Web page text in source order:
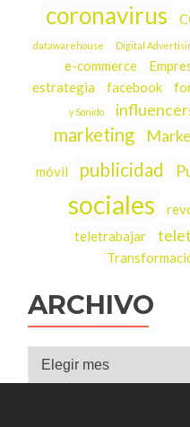
coronavirus
datawarehouse Digital
e-commerce
estrategia
facebook
y Sonido
marketing
móvil publicidad
sociales
teletrabajar
ARCHIVO
Archivo